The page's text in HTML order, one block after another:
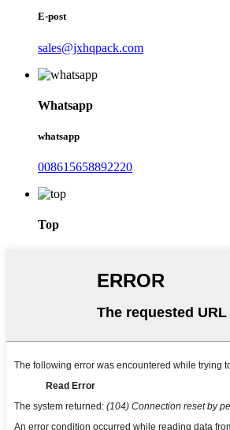
E-post
sales@jxhqpack.com
Whatsapp
whatsapp
008615658892220
Top